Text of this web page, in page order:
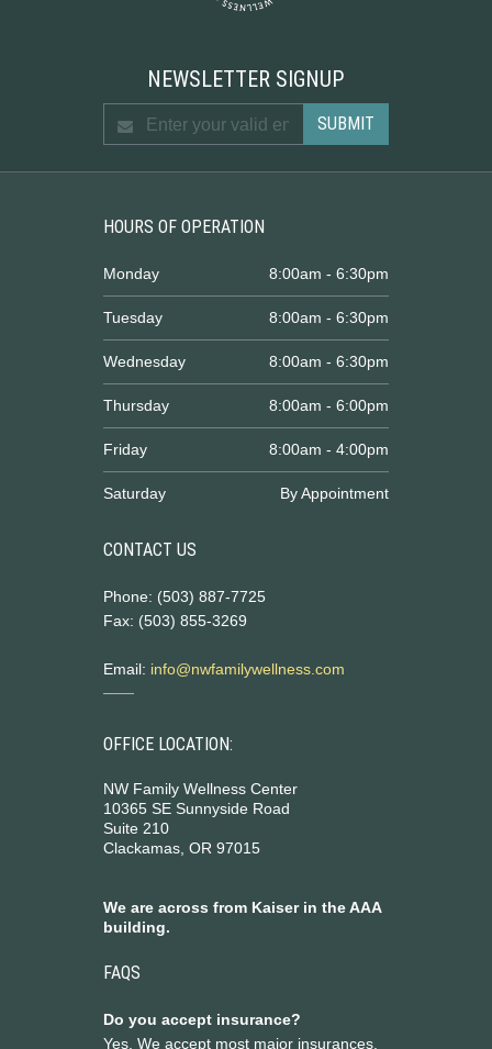
NEWSLETTER SIGNUP
HOURS OF OPERATION
Monday 8:00am - 6:30pm
Tuesday 8:00am - 6:30pm
Wednesday 8:00am - 6:30pm
Thursday 8:00am - 6:00pm
Friday 8:00am - 4:00pm
Saturday By Appointment
CONTACT US
Phone: (503) 887-7725
Fax: (503) 855-3269
Email: info@nwfamilywellness.com
OFFICE LOCATION:
NW Family Wellness Center
10365 SE Sunnyside Road
Suite 210
Clackamas, OR 97015
We are across from Kaiser in the AAA
building.
FAQS
Do you accept insurance?
Yes. We accept most major insurances.